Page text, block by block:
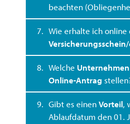
beachten
7. Wie erhalte ich online
8. Welche Unternehmen
Online-Antrag
9. Gibt es einenVorteil,
Ablaufdatum den 01.